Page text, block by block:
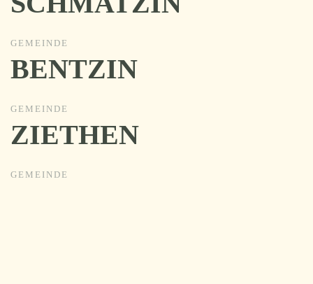
GEMEINDE
BENTZIN
GEMEINDE
ZIETHEN
GEMEINDE